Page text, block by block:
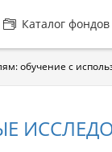
Каталог фондов
обучение с